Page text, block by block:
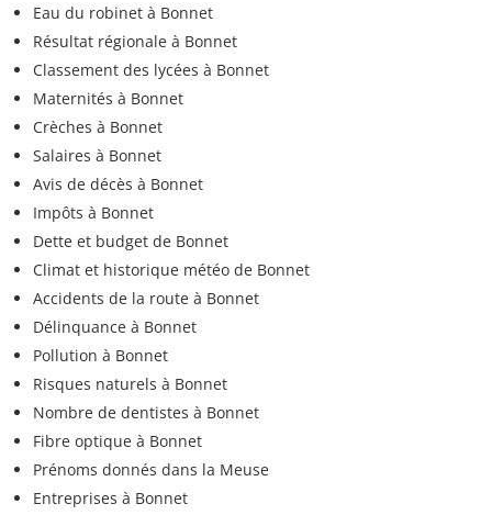
Eau du robinet à Bonnet
Résultat régionale à Bonnet
Classement des lycées à Bonnet
Maternités à Bonnet
Crèches à Bonnet
Salaires à Bonnet
Avis de décès à Bonnet
Impôts à Bonnet
Dette et budget de Bonnet
Climat et historique météo de Bonnet
Accidents de la route à Bonnet
Délinquance à Bonnet
Pollution à Bonnet
Risques naturels à Bonnet
Nombre de dentistes à Bonnet
Fibre optique à Bonnet
Prénoms donnés dans la Meuse
Entreprises à Bonnet